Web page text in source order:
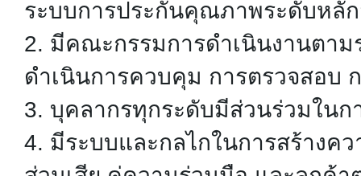
ระบบการประกันคุณภาพระดับหลั
2. มีคณะกรรมการดำเนินงานตา
ดำเนินการควบคุม การตรวจสอบ
3. บุคลากรทุกระดับมีส่วนร่วมใน
4. มีระบบและกลไกในการสร้างค